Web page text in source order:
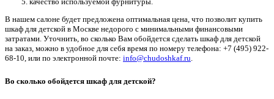
В нашем салоне будет предложена оптимальная цена, что позволит купить
шкаф для детской в Москве недорого с минимальными финансовыми
затратами. Уточнить, во сколько Вам обойдется сделать шкаф для детской
на заказ, можно в удобное для себя время по номеру телефона: +7 (495) 922-
68-10, или по электронной почте: info@chudoshkaf.ru
Во сколько обойдется шкаф для детской?